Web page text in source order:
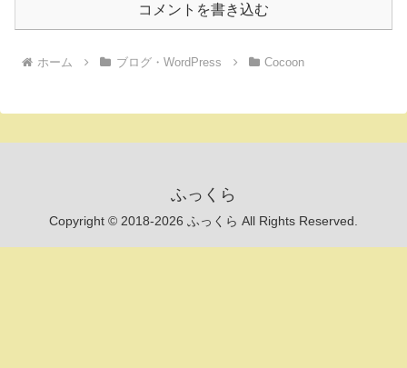
コメントを書き込む
ホーム ブログ・WordPress Cocoon
ふっくら
Copyright © 2018-2026 ふっくら All Rights Reserved.